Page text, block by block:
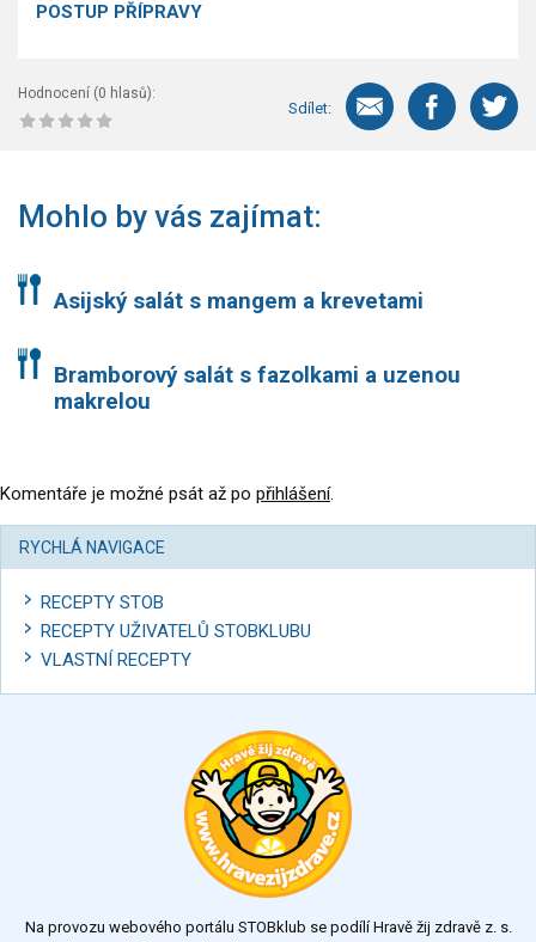
POSTUP PŘÍPRAVY
Hodnocení (0 hlasů):
Sdílet:
Mohlo by vás zajímat:
Asijský salát s mangem a krevetami
Bramborový salát s fazolkami a uzenou
makrelou
Komentáře je možné psát až po přihlášení.
RYCHLÁ NAVIGACE
RECEPTY STOB
RECEPTY UŽIVATELŮ STOBKLUBU
VLASTNÍ RECEPTY
Na provozu webového portálu STOBklub se podílí Hravě žij zdravě z. s.